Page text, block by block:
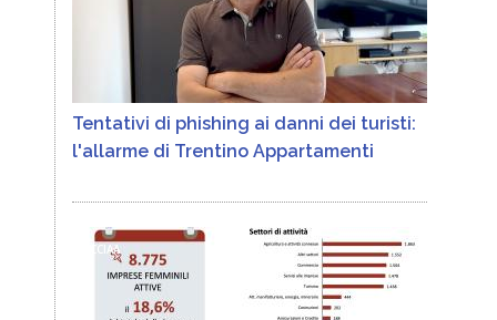
Tentativi di phishing ai danni dei turisti:
l'allarme di Trentino Appartamenti
CCIAA